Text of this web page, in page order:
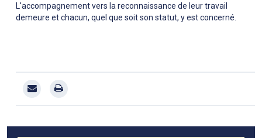
L'accompagnement vers la reconnaissance de leur travail
demeure et chacun, quel que soit son statut, y est concerné.